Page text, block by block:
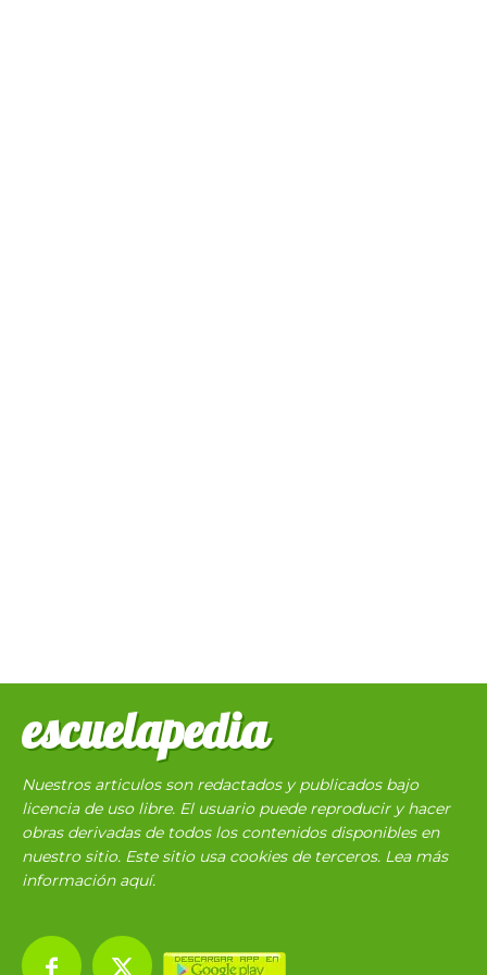
escuelapedia
Nuestros articulos son redactados y publicados bajo
licencia de uso libre. El usuario puede reproducir y hacer
obras derivadas de todos los contenidos disponibles en
nuestro sitio. Este sitio usa cookies de terceros. Lea más
información aquí.